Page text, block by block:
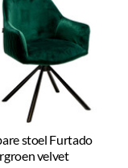
stoel Furtado
velvet